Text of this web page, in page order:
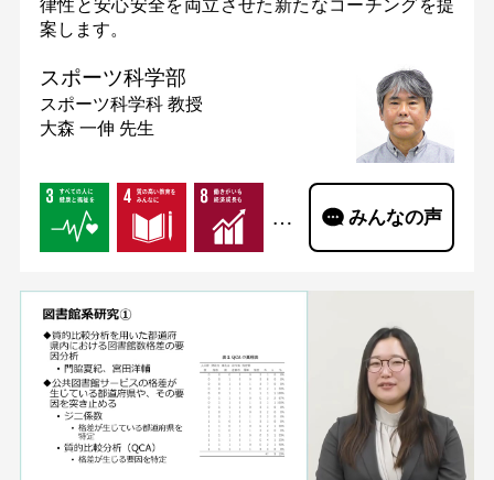
律性と安心安全を両立させた新たなコーチングを提
案します。
スポーツ科学部
スポーツ科学科 教授
大森 一伸 先生
… みんなの声